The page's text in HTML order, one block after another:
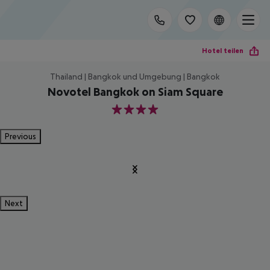
Hotel teilen
Thailand | Bangkok und Umgebung | Bangkok
Novotel Bangkok on Siam Square
4
Previous
Next